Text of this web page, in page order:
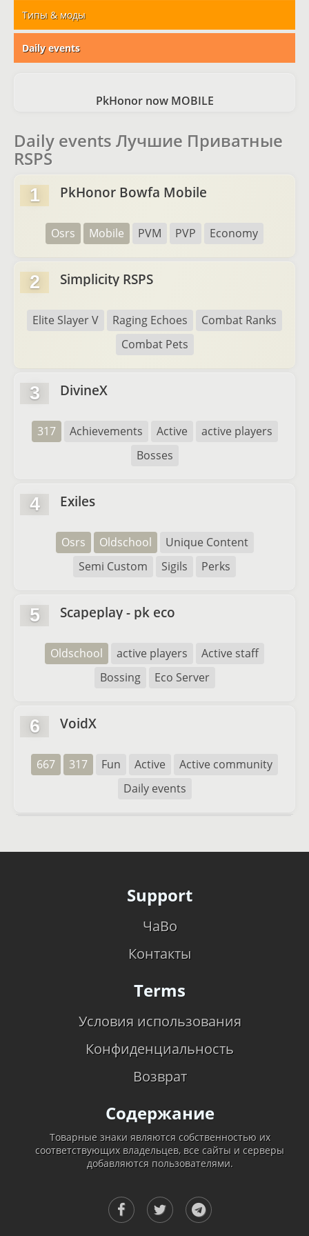
Типы & моды
Daily events
PkHonor now MOBILE
Daily events Лучшие Приватные
RSPS
1 PkHonor Bowfa Mobile
Osrs Mobile PVM PVP Economy
2 Simplicity RSPS
Elite Slayer V Raging Echoes
Combat Ranks
Combat Pets
3 DivineX
317 Achievements Active
active players
Bosses
4 Exiles
Osrs Oldschool
Unique Content
Semi Custom
Sigils Perks
5 Scapeplay - pk eco
Oldschool active players
Active staff
Bossing
Eco Server
6 VoidX
667 317 Fun Active
Active community
Daily events
Support
ЧаВо
Контакты
Terms
Условия использования
Конфиденциальность
Возврат
Содержание
Товарные знаки являются собственностью их
соответствующих владельцев, все сайты и серверы
добавляются пользователями.